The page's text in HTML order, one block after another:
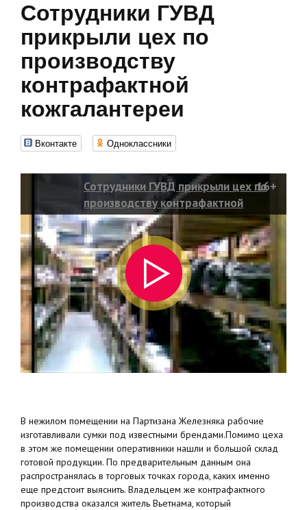
Сотрудники ГУВД
прикрыли цех по
производству
контрафактной
кожгалантереи
Вконтакте Одноклассники
Сотрудники ГУВД прикрыли цех по
производству контрафактной
кожгалантереи
16+
В нежилом помещении на Партизана Железняка рабочие
изготавливали сумки под известными брендами.Помимо цеха
в этом же помещении оперативники нашли и большой склад
готовой продукции. По предварительным данным она
распространялась в торговых точках города, каких именно
еще предстоит выяснить. Владельцем же контрафактного
производства оказался житель Вьетнама, который